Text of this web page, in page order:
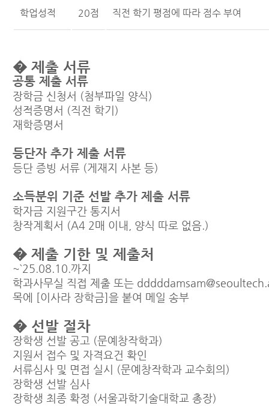
학업성적 20점 직전 학기 평점에 따라 점수 부여
� 제출 서류
공통 제출 서류
장학금 신청서 (첨부파일 양식)
성적증명서 (직전 학기)
재학증명서
등단자 추가 제출 서류
등단 증빙 서류 (게재지 사본 등)
소득분위 기준 선발 추가 제출 서류
학자금 지원구간 통지서
창작계획서 (A4 2매 이내, 양식 따로 없음.)
� 제출 기한 및 제출처
~`25.08.10.까지
학과사무실 직접 제출 또는
목에 [이사라 장학금]을 붙여 메일 송부
� 선발 절차
장학생 선발 공고 (문예창작학과)
지원서 접수 및 자격요건 확인
서류심사 및 면접 실시 (문예창작학과 교수회의)
장학생 선발 심사
장학생 최종 확정 (서울과학기술대학교 총장)